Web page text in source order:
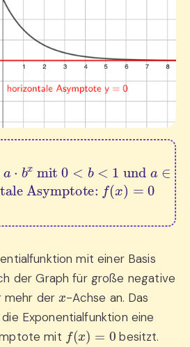
bx mit 0< b< 1 und a ∈R gilt: ⇒
Asymptote: f( x) =0
mit einer Basis
der Graph für große negative
mehr der -Achse an. Das
Exponentialfunktion eine
mit (x =
besitzt.